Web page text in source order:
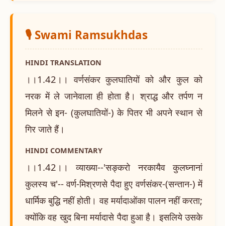
🎙️ Swami Ramsukhdas
HINDI TRANSLATION
।।1.42।। वर्णसंकर कुलघातियों को और कुल को
नरक में ले जानेवाला ही होता है। श्राद्ध और तर्पण न
मिलने से इन- (कुलघातियों-) के पितर भी अपने स्थान से
गिर जाते हैं।
HINDI COMMENTARY
।।1.42।। व्याख्या--'सङ्करो नरकायैव कुलघ्नानां
कुलस्य च'-- वर्ण-मिश्रणसे पैदा हुए वर्णसंकर-(सन्तान-) में
धार्मिक बुद्धि नहीं होती। वह मर्यादाओंका पालन नहीं करता;
क्योंकि वह खुद बिना मर्यादासे पैदा हुआ है। इसलिये उसके